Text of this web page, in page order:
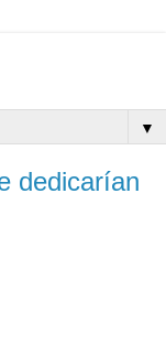
▼
dedicarían